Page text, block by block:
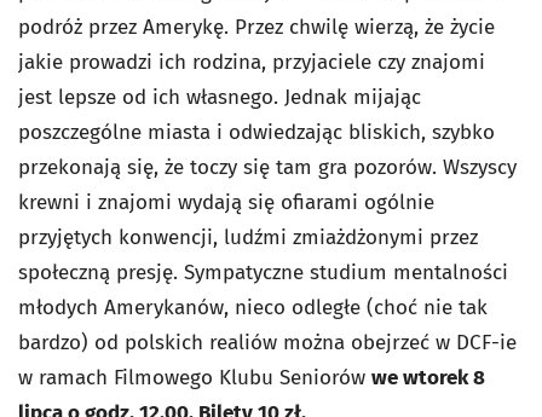
podróż przez Amerykę. Przez chwilę wierzą, że życie
jakie prowadzi ich rodzina, przyjaciele czy znajomi
jest lepsze od ich własnego. Jednak mijając
poszczególne miasta i odwiedzając bliskich, szybko
przekonają się, że toczy się tam gra pozorów. Wszyscy
krewni i znajomi wydają się ofiarami ogólnie
przyjętych konwencji, ludźmi zmiażdżonymi przez
społeczną presję. Sympatyczne studium mentalności
młodych Amerykanów, nieco odległe (choć nie tak
bardzo) od polskich realiów można obejrzeć w DCF-ie
w ramach Filmowego Klubu Seniorów we wtorek 8